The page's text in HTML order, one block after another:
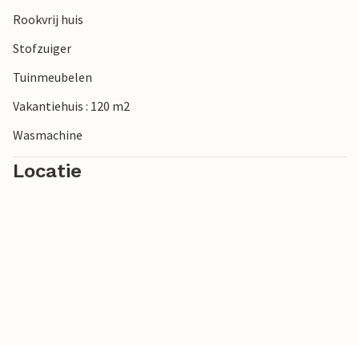
Rookvrij huis
Stofzuiger
Tuinmeubelen
Vakantiehuis : 120 m2
Wasmachine
Locatie